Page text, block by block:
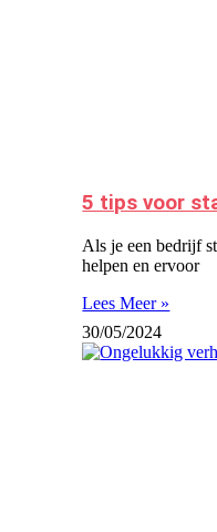
5 tips voor
Als je een bedrijf
helpen en ervoor
Lees Meer »
30/05/2024